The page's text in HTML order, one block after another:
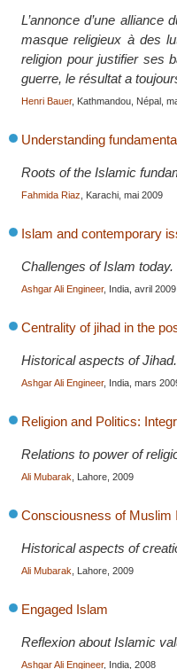
L’annonce d’une
masque religieux à des
religion pour justifier ses
guerre, le résultat a
Henri Bauer, Kathmandou, Népal,
Understanding
Roots of the Islamic
Fahmida Riaz , Karachi, mai 2009
Islam and contemporary
Challenges of Islam today.
Ashgar Ali Engineer, India, avril 2009
Centrality of jihad in the
Historical aspects of Jihad.
Ashgar Ali Engineer, India, mars
Religion and Politics:
Relations to power of
Ali Mubarak , Lahore, 2009
Consciousness of Muslim
Historical aspects of
Ali Mubarak , Lahore, 2009
Engaged Islam
Reflexion about Islamic
Ashgar Ali Engineer, India, 2008